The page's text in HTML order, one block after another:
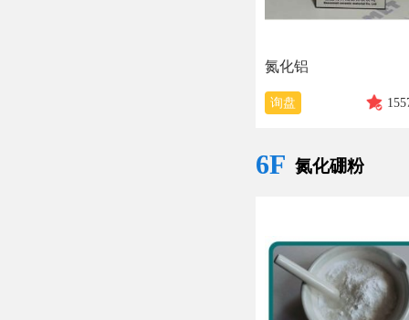
氮化铝
询盘
6F 氮化硼粉